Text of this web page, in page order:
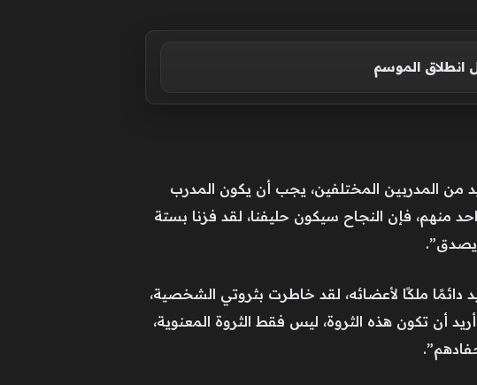
دوري أبطال أوروبا مع العديد من المدربين المختلفين، يجب أن يكون المدرب
منهم، فإن النجاح سيكون حليفنا، لقد فزنا بستة
يصدق”.
ملكًا لأعضائه، لقد خاطرت بثروتي الشخصية،
أن تكون هذه الثروة، ليس فقط الثروة المعنوية،